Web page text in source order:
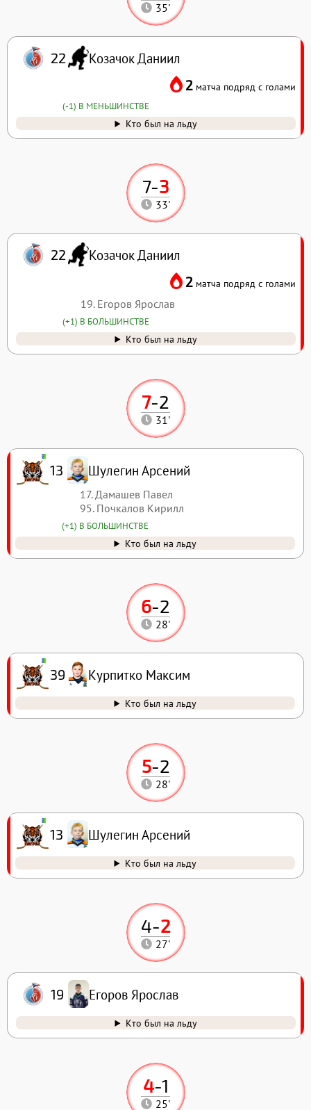
4-1
25'
4-2
27'
19 Егоров Ярослав
Кто был на льду
5-2
28'
13 Шулегин Арсений
Кто был на льду
6-2
28'
39 Курпитко Максим
Кто был на льду
7-2
31'
13 Шулегин Арсений
17. Дамашев Павел
95. Почкалов Кирилл
(+1) В БОЛЬШИНСТВЕ
Кто был на льду
7-3
33'
22 Козачок Даниил
2 матча подряд с голами
19. Егоров Ярослав
(+1) В БОЛЬШИНСТВЕ
Кто был на льду
35'
22 Козачок Даниил
2 матча подряд с голами
(-1) В МЕНЬШИНСТВЕ
Кто был на льду